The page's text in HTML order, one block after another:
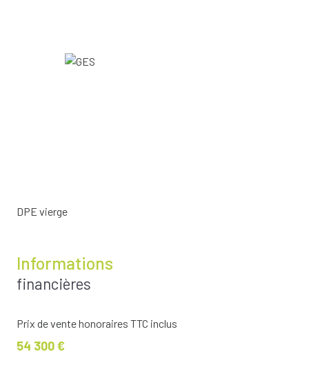
DPE vierge
Informations
financières
Prix de vente honoraires TTC inclus
54 300 €